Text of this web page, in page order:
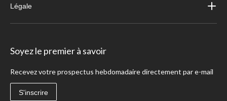
Légale
Soyez le premier à savoir
Recevez votre prospectus hebdomadaire directement par e-mail
S'inscrire